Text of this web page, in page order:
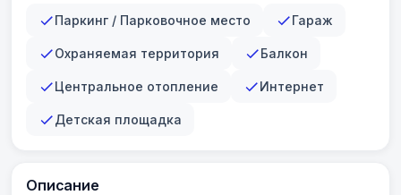
Паркинг / Парковочное место Гараж
Охраняемая территория Балкон
Центральное отопление Интернет
Детская площадка
Описание